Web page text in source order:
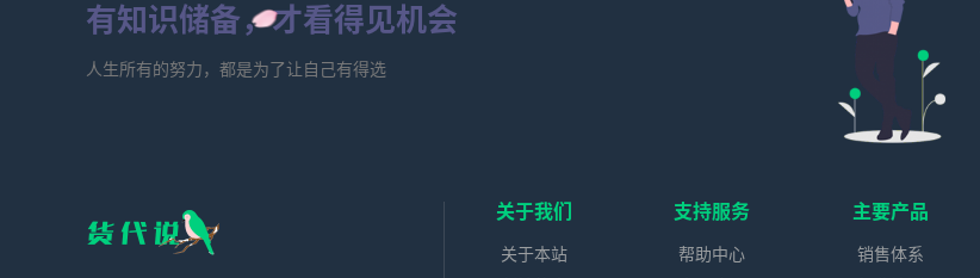
有知识储备，才看得见机会
人生所有的努力，都是为了让自己有得选
关于我们
关于本站
支持服务
帮助中心
主要产品
销售体系